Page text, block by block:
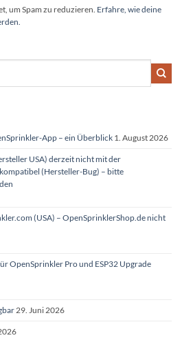
um Spam zu reduzieren. Erfahre, wie deine
App – ein Überblick 1. August 2026
USA) derzeit nicht mit der
(Hersteller-Bug) – bitte
(USA) – OpenSprinklerShop.de nicht
OpenSprinkler Pro und ESP32 Upgrade
29. Juni 2026